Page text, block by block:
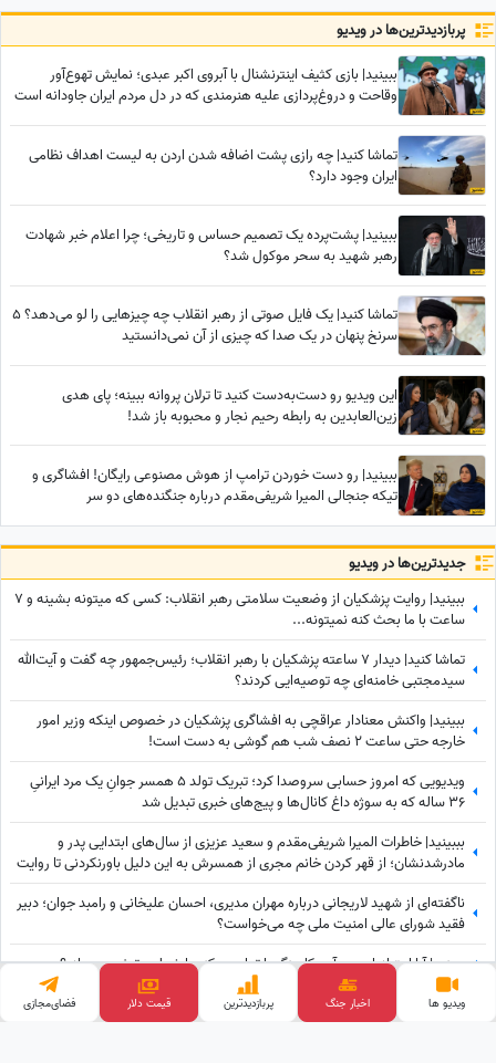
...
پربازدید‌ترین‌ها در ویدیو
ببینید| بازی کثیف اینترنشنال با آبروی اکبر عبدی؛ نمایش تهوع‌آور
وقاحت و دروغ‌پردازی علیه هنرمندی که در دل مردم ایران جاودانه است
تماشا کنید| چه رازی پشت اضافه شدن اردن به لیست اهداف نظامی
ایران وجود دارد؟
ببینید| پشت‌پرده یک تصمیم حساس و تاریخی؛ چرا اعلام خبر شهادت
رهبر شهید به سحر موکول شد؟
تماشا کنید| یک فایل صوتی از رهبر انقلاب چه چیزهایی را لو می‌دهد؟ 5
سرنخ پنهان در یک صدا که چیزی از آن نمی‌دانستید
این ویدیو رو دست‌به‌دست کنید تا ترلان پروانه ببینه؛ پای هدی
زین‌العابدین به رابطه رحیم نجار و محبوبه باز شد!
ببینید| رو دست خوردن ترامپ از هوش مصنوعی رایگان! افشاگری و
تیکه جنجالی المیرا شریفی‌مقدم درباره جنگنده‌های دو سر
جدید‌ترین‌ها در ویدیو
ببینید| روایت پزشکیان از وضعیت سلامتی رهبر انقلاب: کسی که میتونه بشینه و 7
ساعت با ما بحث کنه نمیتونه...
تماشا کنید| دیدار 7 ساعته پزشکیان با رهبر انقلاب؛ رئیس‌جمهور چه گفت و آیت‌الله
سیدمجتبی خامنه‌ای چه توصیه‌ایی کردند؟
ببینید| واکنش معنادار عراقچی به افشاگری پزشکیان در خصوص اینکه وزیر امور
خارجه حتی ساعت 2 نصف شب هم گوشی به دست است!
ویدیویی که امروز حسابی سروصدا کرد؛ تبریک تولد 5 همسر جوانِ یک مرد ایرانیِ
36 ساله که به سوژه داغ کانال‌ها و پیج‌های خبری تبدیل شد
بببینید| خاطرات المیرا شریفی‌مقدم و سعید عزیزی از سال‌های ابتدایی پدر و
مادرشدنشان؛ از قهر کردن خانم مجری از همسرش به این دلیل باورنکردنی تا روایت
آقای دکتر از همسرش پس از هر بار بچه‌دارشدن
ناگفته‌ای از شهید لاریجانی درباره مهران مدیری، احسان علیخانی و رامبد جوان؛ دبیر
فقید شورای عالی امنیت ملی چه می‌خواست؟
ببینید| آیا امتیازدادن به آمریکا جنگ را تمام می‌کند یا شعله‌ورترش می‌سازد؟
پشت‌پرده ماجرای دریای خزر به روایت عراقچی؛ چرا روسیه اصرار دارد کنوانسیون
دریای خزر زودتر اجرا شود؟
ویدیو ها اخبار جنگ پربازدید‌ترین قیمت طلا فضای‌مجازی